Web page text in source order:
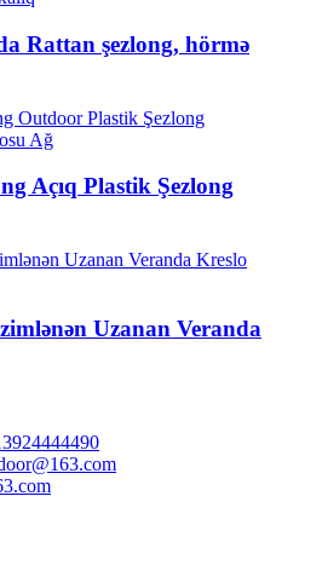
Rattan şezlong, hörmə
Açıq Plastik Şezlong
Uzanan Veranda